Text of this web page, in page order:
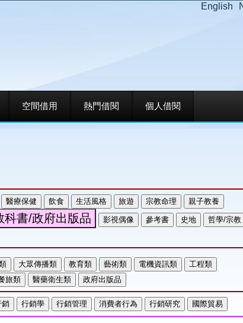
English
空間借用 熱門借閱 個人借閱